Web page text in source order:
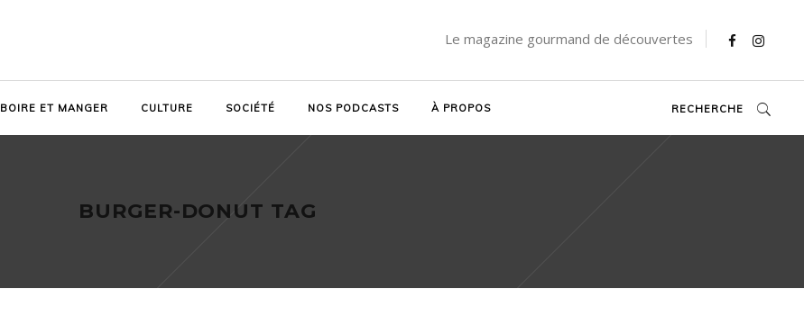
Le magazine gourmand de découvertes
BOIRE ET MANGER CULTURE SOCIÉTÉ NOS PODCASTS À PROPOS RECHERCHE
BURGER-DONUT TAG